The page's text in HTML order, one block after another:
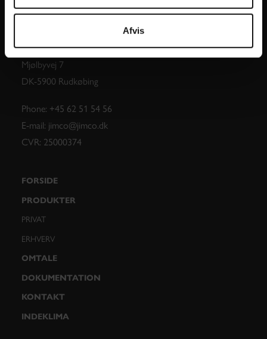
Afvis
Mjølbyvej 7
DK-5900 Rudkøbing
Phone: +45 62 51 54 56
E-mail: jimco@jimco.dk
CVR: 25000374
FORSIDE
PRODUKTER
PRIVAT
ERHVERV
OMTALE
DOKUMENTATION
KONTAKT
INDEKLIMA